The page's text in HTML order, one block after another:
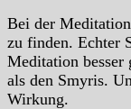
Bei der
zu finden. Echter
Meditation besser
als den Smyris.
Wirkung.